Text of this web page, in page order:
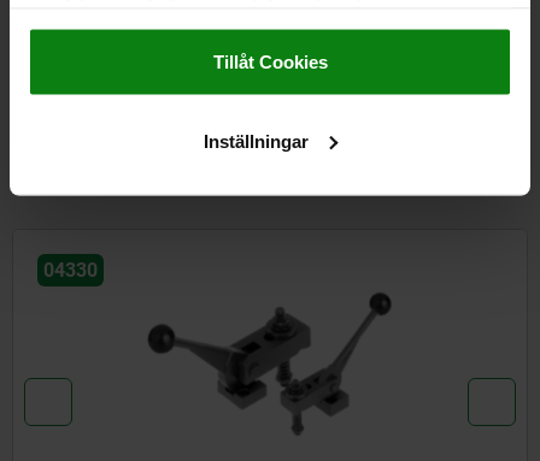
Impressum|Dataskydd|AGB
Tillåt Cookies
Inställningar